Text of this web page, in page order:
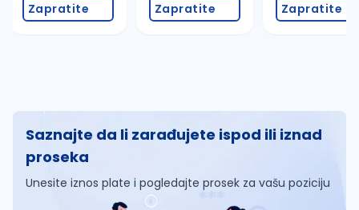
Zapratite Zapratite Zapratite
Saznajte da li zarađujete ispod ili iznad
proseka
Unesite iznos plate i pogledajte prosek za vašu poziciju